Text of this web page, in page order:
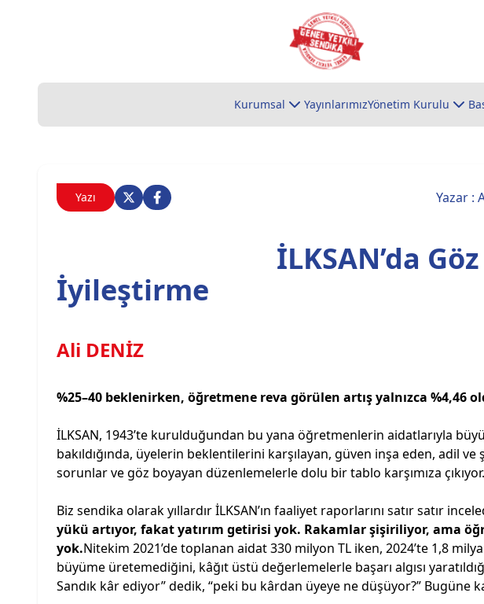
Kurumsal YayınlarımızYönetim Kurulu
Yazı Yazar :
İLKSAN’da
İyileştirme
Ali DENİZ
%25–40 beklenirken, öğretmene reva görülen artış yalnızca %4,46
İLKSAN, 1943’te kurulduğundan bu yana öğretmenlerin aidatlarıyla
bakıldığında, üyelerin beklentilerini karşılayan, güven inşa eden, adil
sorunlar ve göz boyayan düzenlemelerle dolu bir tablo karşımıza çıkıyor.
Biz sendika olarak yıllardır İLKSAN’ın faaliyet raporlarını satır satır
yükü artıyor, fakat yatırım getirisi yok. Rakamlar şişiriliyor, ama
yok.Nitekim 2021’de toplanan aidat 330 milyon TL iken, 2024’te 1,8
büyüme üretemediğini, kâğıt üstü değerlemelerle başarı algısı
Sandık kâr ediyor” dedik, “peki bu kârdan üyeye ne düşüyor?”